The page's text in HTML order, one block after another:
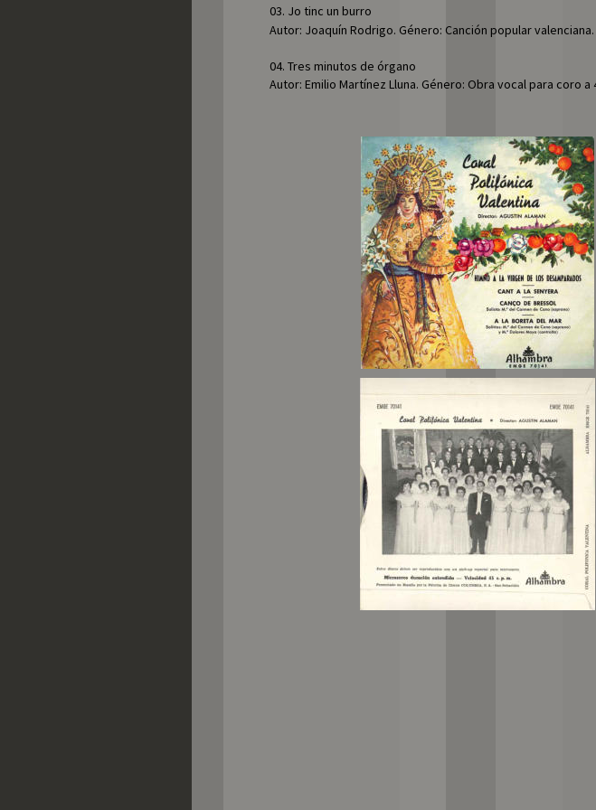
03. Jo tinc un burro
Autor: Joaquín Rodrigo. Género: Canción popular
04. Tres minutos de órgano
Autor: Emilio Martínez Lluna. Género: Obra vocal para coro